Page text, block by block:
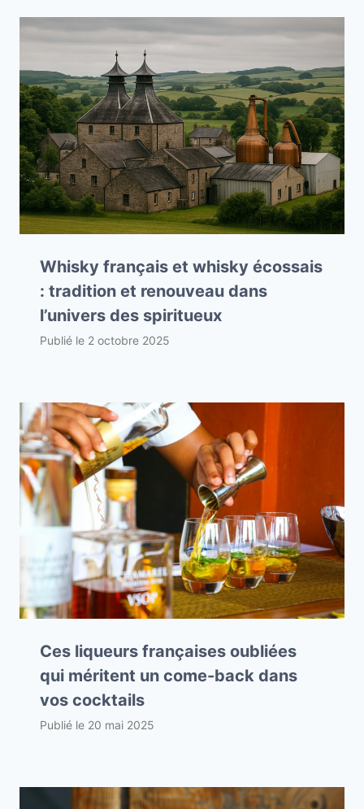
Whisky français et whisky écossais
: tradition et renouveau dans
l’univers des spiritueux
Publié le 2 octobre 2025
Ces liqueurs françaises oubliées
qui méritent un come-back dans
vos cocktails
Publié le 20 mai 2025